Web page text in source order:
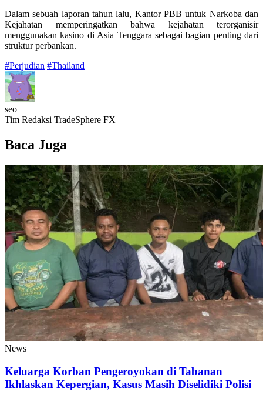
Dalam sebuah laporan tahun lalu, Kantor PBB untuk Narkoba dan
Kejahatan memperingatkan bahwa kejahatan terorganisir
menggunakan kasino di Asia Tenggara sebagai bagian penting dari
struktur perbankan.
#Perjudian #Thailand
seo
Tim Redaksi TradeSphere FX
Baca Juga
News
Keluarga Korban Pengeroyokan di Tabanan
Ikhlaskan Kepergian, Kasus Masih Diselidiki Polisi